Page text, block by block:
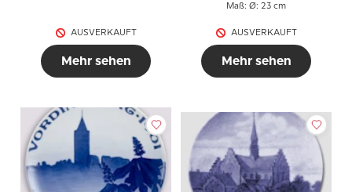
AUSVERKAUFT
Mehr sehen
Maß: Ø: 23 cm
AUSVERKAUFT
Mehr sehen